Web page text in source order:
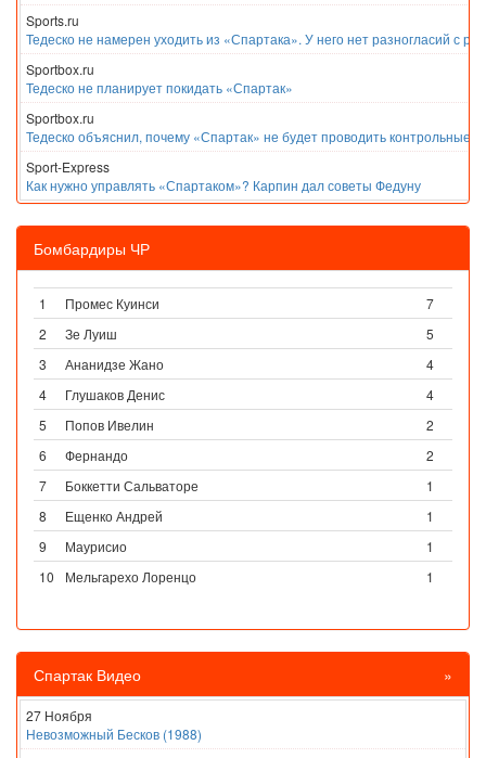
Sports.ru
Тедеско не намерен уходить из «Спартака». У него нет разногласий с
Sportbox.ru
Тедеско не планирует покидать «Спартак»
Sportbox.ru
Тедеско объяснил, почему «Спартак» не будет проводить контрольные
Sport-Express
Как нужно управлять «Спартаком»? Карпин дал советы Федуну
Бомбардиры ЧР
1 Промес Куинси
7
2
Зе Луиш
5
3
Ананидзе Жано
4
4
Глушаков Денис
4
5
Попов Ивелин
2
6
Фернандо
2
7
Боккетти Сальваторе
1
8
Ещенко Андрей
1
9
Маурисио
1
10
Мельгарехо Лоренцо 1
Спартак Видео »
27 Ноября
Невозможный Бесков (1988)